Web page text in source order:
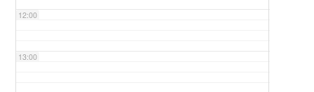
12:00
13:00